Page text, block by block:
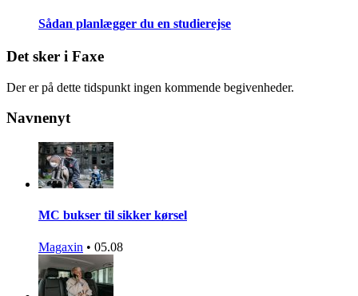
Sådan planlægger du en studierejse
Det sker i Faxe
Der er på dette tidspunkt ingen kommende begivenheder.
Navnenyt
MC bukser til sikker kørsel
Magaxin • 05.08